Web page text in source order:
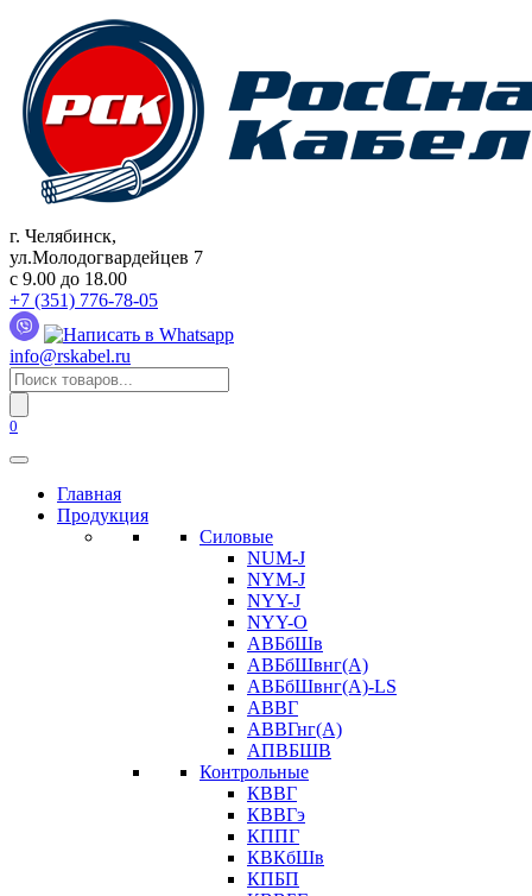
содержанию
г. Челябинск,
ул.Молодогвардейцев 7
c 9.00 до 18.00
+7 (351) 776-78-05
info@rskabel.ru
Поиск
товаров
0
Главная
Продукция
Силовые
NUM-J
NYM-J
NYY-J
NYY-O
АВБбШв
АВБбШвнг(А)
АВБбШвнг(А)-LS
АВВГ
АВВГнг(А)
АПВБШВ
Контрольные
КВВГ
КВВГэ
КППГ
КВКбШв
КПБП